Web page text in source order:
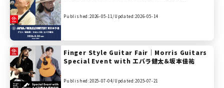
Published:2026-05-11/Updated:2026-05-14
Finger Style Guitar Fair｜Morris Guitars
Special Event with エバラ健太＆坂本佳祐
Published:2025-07-04/Updated:2025-07-21